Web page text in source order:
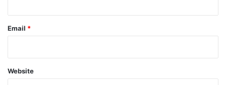
Email *
Website